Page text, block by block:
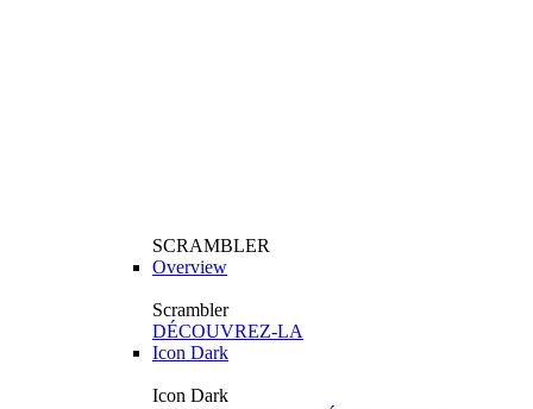
SCRAMBLER
Overview
Scrambler
DÉCOUVREZ-LA
Icon Dark
Icon Dark